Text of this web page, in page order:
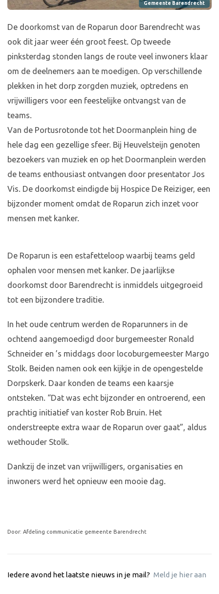
Gemeente Barendrecht
De doorkomst van de Roparun door Barendrecht was
ook dit jaar weer één groot feest. Op tweede
pinksterdag stonden langs de route veel inwoners klaar
om de deelnemers aan te moedigen. Op verschillende
plekken in het dorp zorgden muziek, optredens en
vrijwilligers voor een feestelijke ontvangst van de
teams.
Van de Portusrotonde tot het Doormanplein hing de
hele dag een gezellige sfeer. Bij Heuvelsteijn genoten
bezoekers van muziek en op het Doormanplein werden
de teams enthousiast ontvangen door presentator Jos
Vis. De doorkomst eindigde bij Hospice De Reiziger, een
bijzonder moment omdat de Roparun zich inzet voor
mensen met kanker.
De Roparun is een estafetteloop waarbij teams geld
ophalen voor mensen met kanker. De jaarlijkse
doorkomst door Barendrecht is inmiddels uitgegroeid
tot een bijzondere traditie.
In het oude centrum werden de Roparunners in de
ochtend aangemoedigd door burgemeester Ronald
Schneider en ’s middags door locoburgemeester Margo
Stolk. Beiden namen ook een kijkje in de opengestelde
Dorpskerk. Daar konden de teams een kaarsje
ontsteken. “Dat was echt bijzonder en ontroerend, een
prachtig initiatief van koster Rob Bruin. Het
onderstreepte extra waar de Roparun over gaat”, aldus
wethouder Stolk.
Dankzij de inzet van vrijwilligers, organisaties en
inwoners werd het opnieuw een mooie dag.
Door: Afdeling communicatie gemeente Barendrecht
Iedere avond het laatste nieuws in je mail? Meld je hier aan